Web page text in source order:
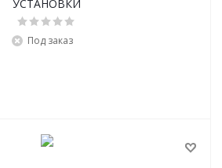
УСТАНОВКИ
Под заказ